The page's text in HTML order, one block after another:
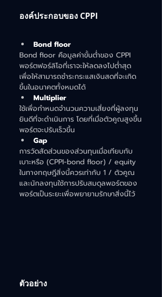
องค์ประกอบของ CPPI
Bond floor
Bond floor คือมูลค่าขั้นตํ่าของ CPPI
พอร์ตฟอร์ลิโอที่เราจะให้ลดลงไปตํ่าสุด
เพื่อให้สามารถชำระกระแสเงินสดที่จะเกิด
ขึ้นในอนาคตทั้งหมดได้
Multiplier
ใช้เพื่อกำหนดจำนวนความเสี่ยงที่ผู้ลงทุน
ยินดีที่จะดำเนินการ โดยที่เมื่อตัวคูณสูงขึ้น
พอร์ตจะปรับเร็วขึ้น
Gap
การวัดสัดส่วนของส่วนทุนเมื่อเทียบกับ
เบาะหรือ (CPPI-bond floor) / equity
ในทางทฤษฎีสิ่งนี้ควรเท่ากับ 1 / ตัวคูณ
และนักลงทุนใช้การปรับสมดุลพอร์ตของ
พอร์ตเป็นระยะเพื่อพยายามรักษาสิ่งนี้ไว้
ตัวอย่าง